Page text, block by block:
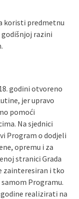
koristi predmetnu
razini
godini otvoreno
jer upravo
pomoći
Na sjednici
Program o dodjeli
opremu i za
stranici Grada
zainteresiran i tko
Programu.
godine realizirati na